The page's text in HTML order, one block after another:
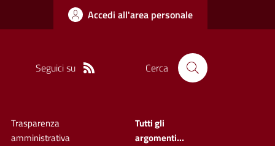
Accedi all'area personale
Seguici su Cerca
Trasparenza
amministrativa
Tutti gli
argomenti...